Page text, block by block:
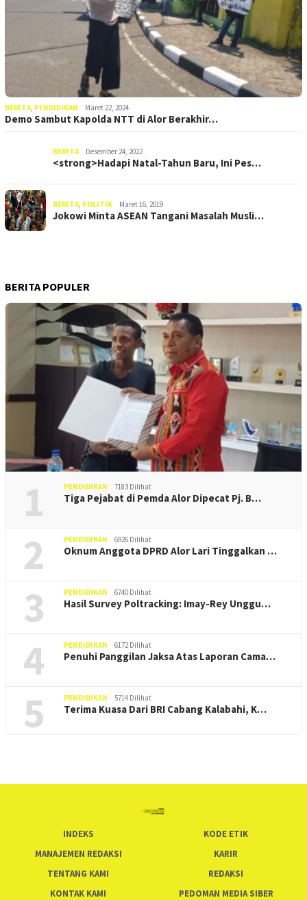
BERITA, PENDIDIKAN Maret 22, 2024
Demo Sambut Kapolda NTT di Alor Berakhir…
BERITA Desember 24, 2022
<strong>Hadapi Natal-Tahun Baru, Ini Pes…
BERITA, POLITIK Maret 16, 2019
Jokowi Minta ASEAN Tangani Masalah Musli…
BERITA POPULER
1 PENDIDIKAN 7183 Dilihat
Tiga Pejabat di Pemda Alor Dipecat Pj. B…
2 PENDIDIKAN 6926 Dilihat
Oknum Anggota DPRD Alor Lari Tinggalkan …
3 PENDIDIKAN 6740 Dilihat
Hasil Survey Poltracking: Imay-Rey Unggu…
4 PENDIDIKAN 6172 Dilihat
Penuhi Panggilan Jaksa Atas Laporan Cama…
5 PENDIDIKAN 5714 Dilihat
Terima Kuasa Dari BRI Cabang Kalabahi, K…
INDEKS
KODE ETIK
MANAJEMEN REDAKSI
KARIR
TENTANG KAMI
REDAKSI
KONTAK KAMI
PEDOMAN MEDIA SIBER